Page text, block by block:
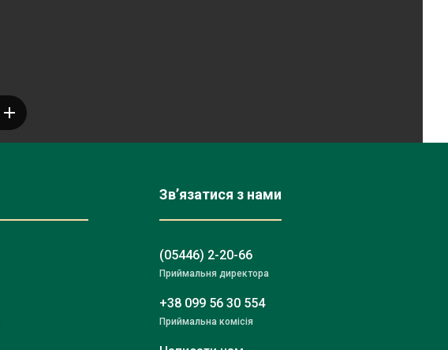
Зв’язатися з нами
(05446) 2-20-66
Приймальня директора
+38 099 56 30 554
Приймальна комісія